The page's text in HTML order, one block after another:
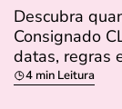
Descubra
Consignado
datas, regras
4 min Leitura